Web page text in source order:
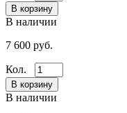
В наличии
7 600 руб.
Кол.
В наличии